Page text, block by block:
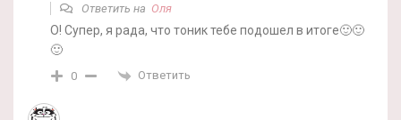
Ответить на Оля
О! Супер, я рада, что тоник тебе подошел в итоге🙂🙂
🙂
0 Ответить